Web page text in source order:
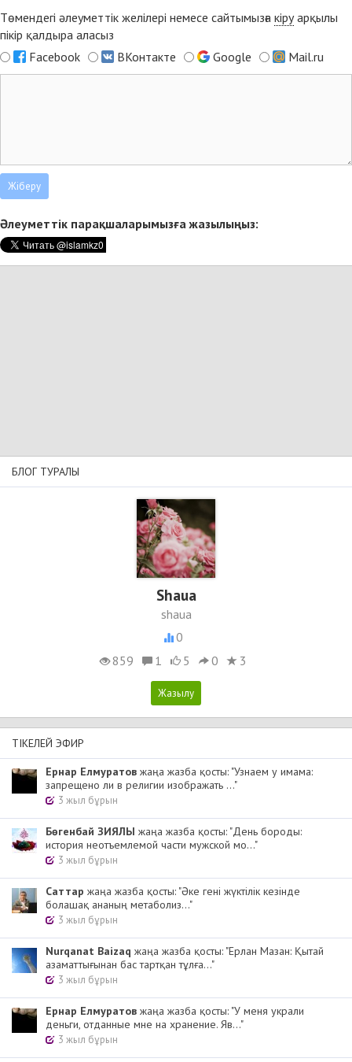
Төмендегі әлеуметтік желілері немесе сайтымызға кіруарқылы
пікір қалдыра аласыз
Facebook
ВКонтакте Google Mail.ru
Әлеуметтік парақшаларымызға жазылыңыз:
БЛОГ ТУРАЛЫ
Shaua
shaua
0
859
1 5 0 3
ТІКЕЛЕЙ ЭФИР
Ернар Елмуратов жаңа жазба қосты: "Узнаем у имама:
запрещено ли в религии изображать ..."
3 жыл бұрын
Бөгенбай ЗИЯЛЫ жаңа жазба қосты: "День бороды:
история неотъемлемой части мужской мо..."
3 жыл бұрын
Cаттар жаңа жазба қосты: "Әке гені жүктілік кезінде
болашақ ананың метаболиз..."
3 жыл бұрын
Nurqanat Baizaq жаңа жазба қосты: "Ерлан Мазан: Қытай
азаматтығынан бас тартқан тұлға..."
3 жыл бұрын
Ернар Елмуратов жаңа жазба қосты: "У меня украли
деньги, отданные мне на хранение. Яв..."
3 жыл бұрын